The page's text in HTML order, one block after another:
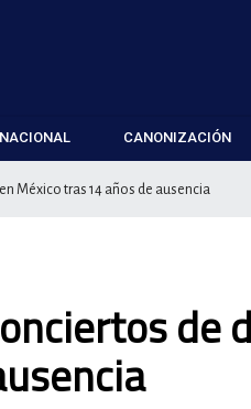
CANONIZACIÓN
México tras 14 años de ausencia
de